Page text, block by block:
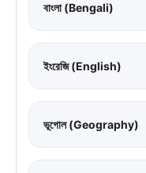
বাংলা (Bengali)
ইংরেজি (English)
ভূগোল (Geography)